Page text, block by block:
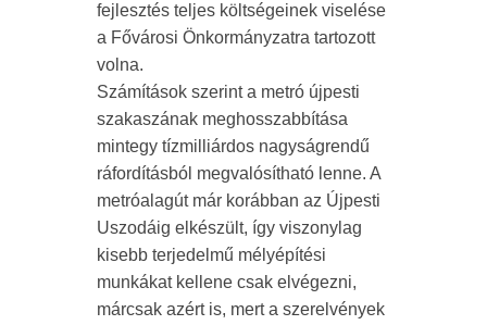
fejlesztés teljes költségeinek viselése
a Fővárosi Önkormányzatra tartozott
volna.
Számítások szerint a metró újpesti
szakaszának meghosszabbítása
mintegy tízmilliárdos nagyságrendű
ráfordításból megvalósítható lenne. A
metróalagút már korábban az Újpesti
Uszodáig elkészült, így viszonylag
kisebb terjedelmű mélyépítési
munkákat kellene csak elvégezni,
márcsak azért is, mert a szerelvények